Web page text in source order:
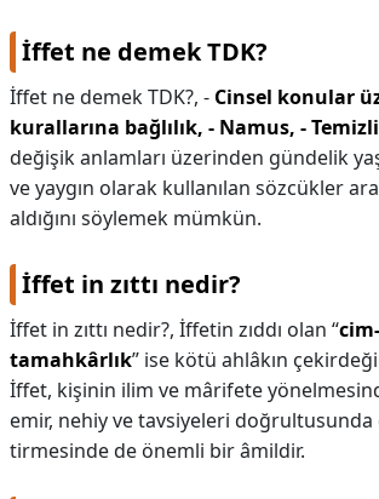
İffet ne demek TDK?
İffet ne demek TDK?, - Cinsel konular
kurallarına bağlılık, - Namus, -
değişik anlamları üzerinden gündelik
ve yaygın olarak kullanılan sözcükler
aldığını söylemek mümkün.
İffet in zıttı nedir?
İffet in zıttı nedir?, İffetin zıddı olan “
tamahkârlık” ise kötü ahlâkın
İffet, kişinin ilim ve mârifete
emir, nehiy ve tavsiyeleri doğrultusunda
tirmesinde de önemli bir âmildir.